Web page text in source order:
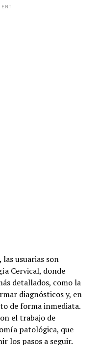
usuarias son
Cervical, donde
detallados, como la
diagnósticos y, en
de forma inmediata.
el trabajo de
patológica, que
los pasos a seguir.